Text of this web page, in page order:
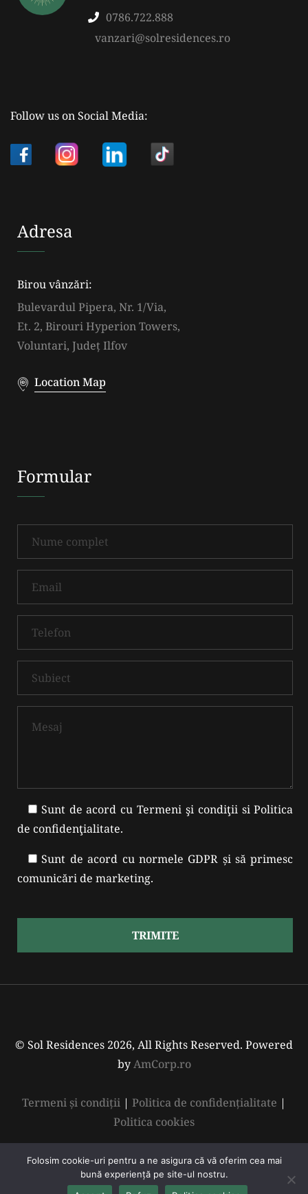
0786.722.888
vanzari@solresidences.ro
Follow us on Social Media:
Adresa
Birou vânzări:
Bulevardul Pipera, Nr. 1/Via,
Et. 2, Birouri Hyperion Towers,
Voluntari, Județ Ilfov
Location Map
Formular
Sunt de acord cuTermeni şi condiţiisiPolitica
de confidenţialitate.
Sunt de acord cu normele GDPR și să primesc
comunicări de marketing.
TRIMITE
© Sol Residences 2026, All Rights Reserved. Powered
byAmCorp.ro
Termeni şi condiţii | Politica de confidenţialitate |
Politica cookies
Folosim cookie-uri pentru a ne asigura că vă oferim cea mai
bună experiență pe site-ul nostru.